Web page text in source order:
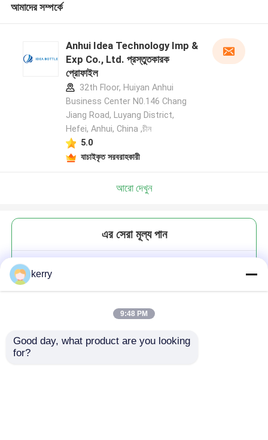
আমাদের সম্পর্কে
Anhui Idea Technology Imp &
Exp Co., Ltd. প্রস্তুতকারক
প্রোফাইল
32th Floor, Huiyan Anhui
Business Center N0.146 Chang
Jiang Road, Luyang District,
Hefei, Anhui, China ,চীন
5.0
যাচাইকৃত সরবরাহকারী
আরো দেখুন
এর সেরা মূল্য পান
kerry
9:48 PM
Good day, what product are you looking
for?